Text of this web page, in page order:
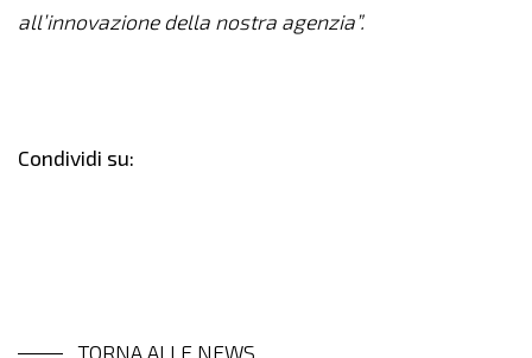
all’innovazione della nostra agenzia”.
Condividi su:
TORNA ALLE NEWS